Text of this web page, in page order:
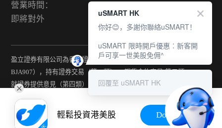
營業時間：
即將對外
盈立證券有限公司為香港證監會持牌法團（中央編號：
BJA907），持有證券交易（第一類） 、期貨合約交易(第二類) 、
就證券提供意見（第四類） 、就期貨合約提供意見(第五類) 、就機
構融資提供意見（第六類）及提供資產管理（第九類）牌照。
輕鬆投資港美股 Download
uSMART HK
你好😊，多謝你聯絡uSMART！
uSMART 限時開戶優惠︰新客開
戶可享一世美股免佣^
回覆至 uSMART HK